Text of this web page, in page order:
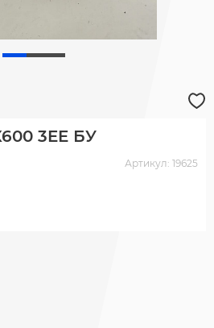
3EE БУ
Артикул: 19625